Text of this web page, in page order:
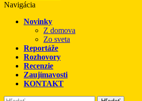
Navigácia
Novinky
Z domova
Zo sveta
Reportáže
Rozhovory
Recenzie
Zaujímavosti
KONTAKT